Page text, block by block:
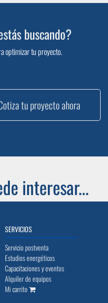
buscando?
optimizar tu proyecto.
tu proyecto ahora
interesar...
SERVICIOS
Servicio postventa
Estudios energéticos
Capacitaciones y eventos
Alquiler de equipos
Mi carrito